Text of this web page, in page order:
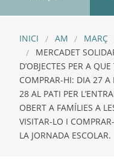
INICI AM MARÇ
MERCADET
D’OBJECTES PER A
COMPRAR-HI: DIA 27 A
28 AL PATI PER
OBERT A FAMÍLIES A
VISITAR-LO I
LA JORNADA ESCOLAR.